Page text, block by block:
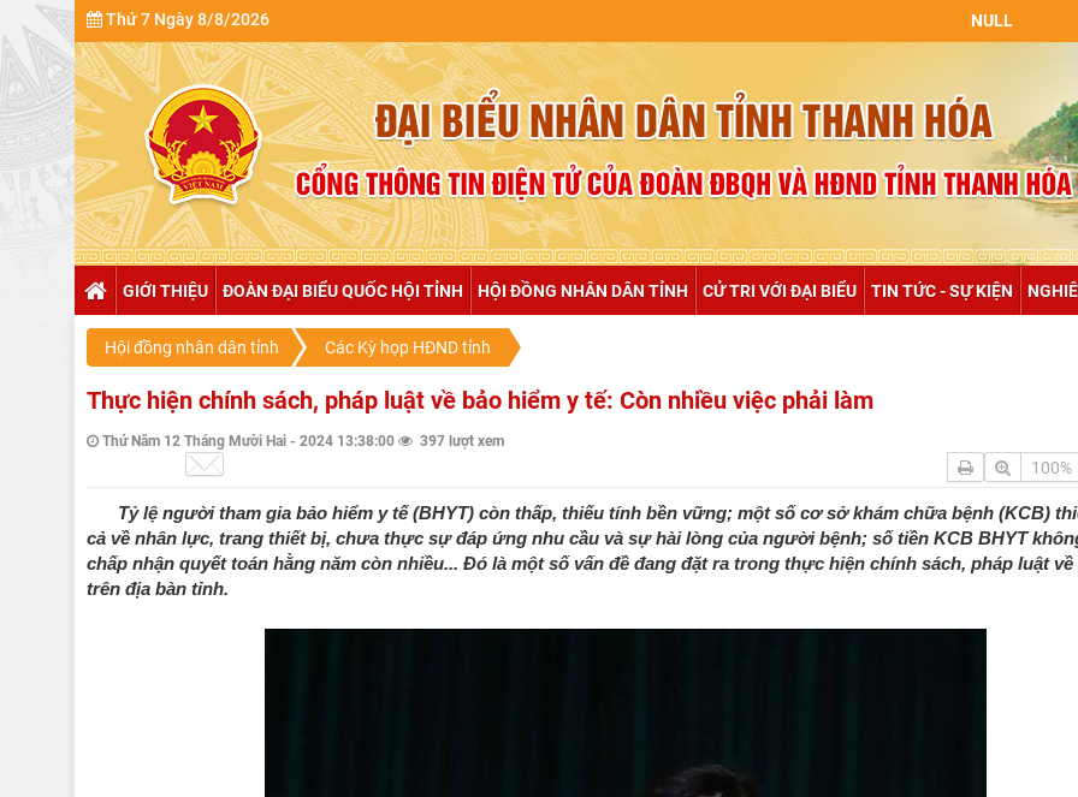
Thứ 7 Ngày 8/8/2026
GIỚI THIỆU ĐOÀN ĐẠI BIỂU QUỐC HỘI TỈNH HỘI ĐỒNG NHÂN DÂN TỈNH CỬ TRI VỚI ĐẠI BIỂU TIN TỨC - SỰ KIỆN
Hội đồng nhân dân tỉnh Các Kỳ họp HĐND tỉnh
Thực hiện chính sách, pháp luật về bảo hiểm y tế: Còn nhiều việc phải làm
Thứ Năm 12 Tháng Mười Hai - 2024 13:38:00 397 lượt xem
100%
Tỷ lệ người tham gia bảo hiểm y tế (BHYT) còn thấp, thiếu tính bền vững; một số cơ sở khám chữa bệnh (KCB)
cả về nhân lực, trang thiết bị, chưa thực sự đáp ứng nhu cầu và sự hài lòng của người bệnh; số tiền KCB BHYT
chấp nhận quyết toán hằng năm còn nhiều... Đó là một số vấn đề đang đặt ra trong thực hiện chính sách, pháp luật về
trên địa bàn tỉnh.